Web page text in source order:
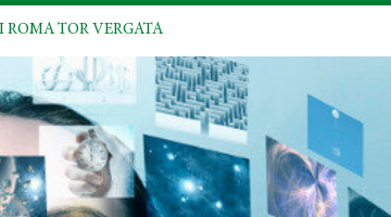
TOR VERGATA